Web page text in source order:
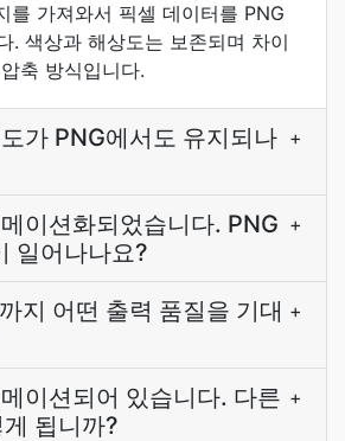
를 가져와서 픽셀 데이터를 PNG
. 색상과 해상도는 보존되며 차이
축 방식입니다.
가 PNG에서도 유지되나 +
이션화되었습니다. PNG
일어나나요?
+
지 어떤 출력 품질을 기대 +
이션되어 있습니다. 다른
됩니까?
+